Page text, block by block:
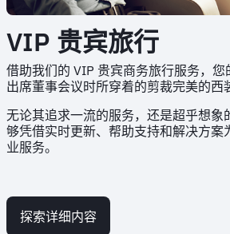
VIP 贵宾旅行
借助我们的 VIP 贵宾商务旅行服务，
出席董事会议时所穿着的剪裁完美的西
无论其追求一流的服务，还是超乎想象
够凭借实时更新、帮助支持和解决方案
业服务。
探索详细内容